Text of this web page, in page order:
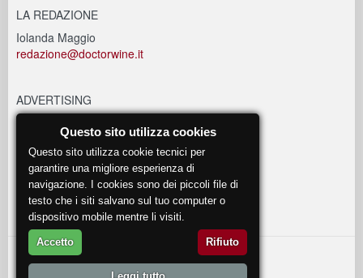
LA REDAZIONE
Iolanda Maggio
redazione@doctorwine.it
ADVERTISING
EVENTI
eventi@doctorwine.it
© 2018DoctorWine.
Questo sito utilizza cookies
Questo sito utilizza cookie tecnici per
garantire una migliore esperienza di
navigazione. I cookies sono dei piccoli file di
testo che i siti salvano sul tuo computer o
dispositivo mobile mentre li visiti.
Accetto Rifiuto